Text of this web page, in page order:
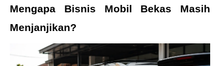
Mengapa Bisnis Mobil Bekas Masih
Menjanjikan?